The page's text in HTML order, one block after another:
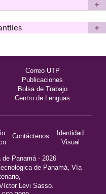
Correo UTP
Publicaciones
Bolsa de Trabajo
Centro de Lenguas
Contáctenos
Identidad
Visual
de Panamá - 2026
de Panamá, Vía
Levi Sasso.